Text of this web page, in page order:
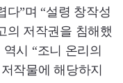
다”며 “설령 창작성
의 저작권을 침해했
시 “조니 온리의
작물에 해당하지